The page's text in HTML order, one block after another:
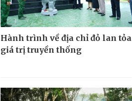
Hành trình về địa chỉ đỏ lan tỏa
giá trị truyền thống